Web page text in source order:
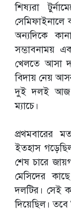
শিষ্যরা
সেমিফাইনালে
অন্যদিকে
সম্ভাবনাময়
খেলতে আসা
বিদায় নেয়
দুই দলই আজ
ম্যাচে।
প্রথমবারের
ইতহাস
শেষ চারে
মেসিদের
দলটির। সেই
দিয়েছিল।